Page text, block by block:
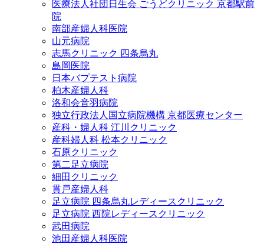
医療法人社団日生会 ごうどクリニック 京都駅前
院
南部産婦人科医院
山元病院
志馬クリニック 四条烏丸
島岡医院
日本バプテスト病院
柏木産婦人科
洛和会音羽病院
独立行政法人国立病院機構 京都医療センター
産科・婦人科 江川クリニック
産科婦人科 松本クリニック
石原クリニック
第二足立病院
細田クリニック
貫戸産婦人科
足立病院 四条烏丸レディースクリニック
足立病院 西院レディースクリニック
武田病院
池田産婦人科医院